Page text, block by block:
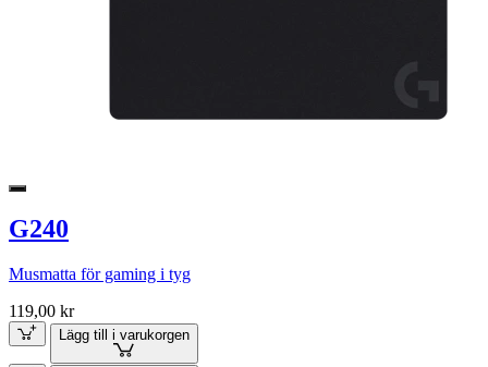
G240
Musmatta för gaming i tyg
119,00 kr
Lägg till i varukorgen